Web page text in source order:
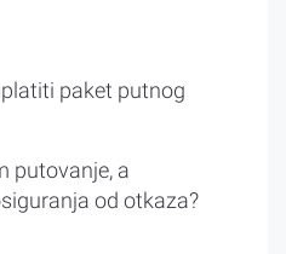
paket putnog
putovanje, a
od otkaza?